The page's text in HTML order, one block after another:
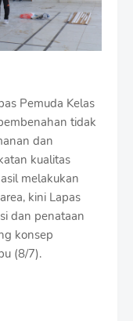
Pemuda Kelas
tidak
dan
kualitas
melakukan
kini Lapas
dan penataan
konsep
(8/7).